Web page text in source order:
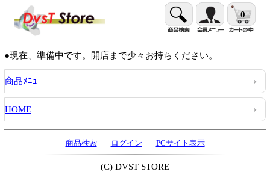
0
●現在、準備中です。開店まで少々お持ちください。
商品ﾒﾆｭｰ
HOME
商品検索 | ログイン | PCサイト表示
(C) DVST STORE